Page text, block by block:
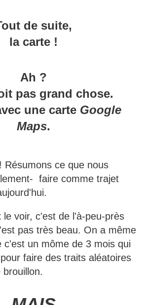
de suite,
la carte !
Ah ?
pas grand chose.
une carte Google
Maps.
Résumons ce que nous
faire comme trajet
le voir, c'est de l'à-peu-près
pas très beau. On a même
c'est un môme de 3 mois qui
faire des traits aléatoires